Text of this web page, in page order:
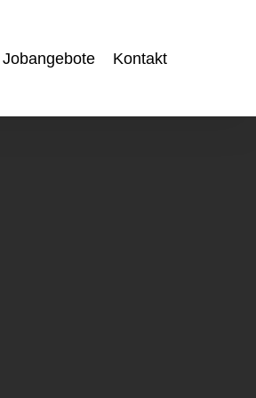
Jobangebote Kontakt